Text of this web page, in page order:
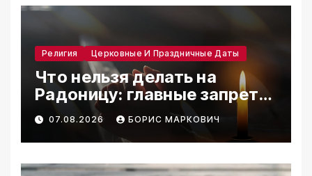
Религия Церковные И Праздничные Даты
Что нельзя делать на
Радоницу: главные запреты
дня
07.08.2026 БОРИС МАРКОВИЧ